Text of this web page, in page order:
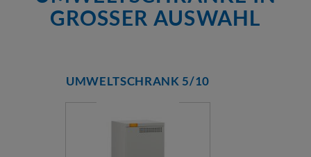
GROSSER AUSWAHL
UMWELTSCHRANK 5/10